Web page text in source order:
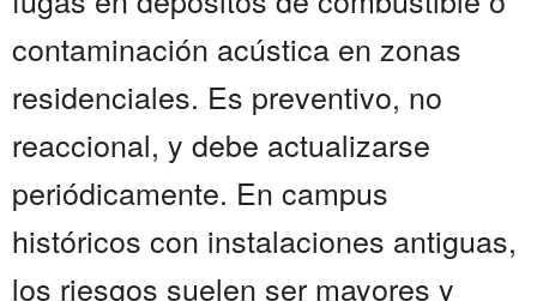
contaminación acústica en zonas
residenciales. Es preventivo, no
reaccional, y debe actualizarse
periódicamente. En campus
históricos con instalaciones antiguas,
los riesgos suelen ser mayores y